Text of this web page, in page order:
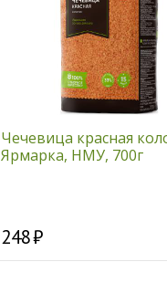
Чечевица красная
Ярмарка, НМУ, 700г
248